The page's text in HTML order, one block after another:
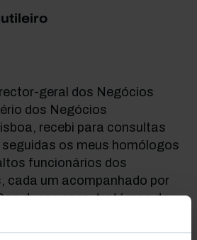
geral dos Negócios
dos Negócios
recebi para consultas
os meus homólogos
funcionários dos
cada um acompanhado por
duas vezes, tratámos do
no Largo do Rilvas e levei-
ao Ritz. Aí, sem